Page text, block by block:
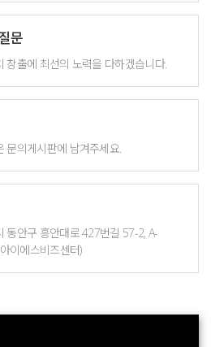
문
창출에 최선의 노력을 다하겠습니다.
문의게시판에 남겨주세요.
동안구 흥안대로 427번길 57-2, A-
이에스비즈센터)